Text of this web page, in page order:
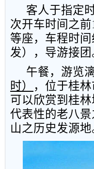
客人于指定
次开车时间之前
等座，车程时间
发），导游接团
午餐，游览
时）
，位于桂
可以欣赏到桂
代表性的老八
山之历史发源地